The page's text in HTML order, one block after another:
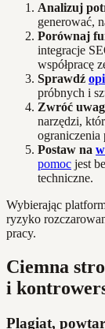
Analizuj
generować,
Porównaj
integracje
współpracę
Sprawdź
próbnych i
Zwróć
narzędzi,
Postaw na
pomoc jest
techniczne.
Wybierając
ryzyko
pracy.
Ciemna
i
Plagiat,